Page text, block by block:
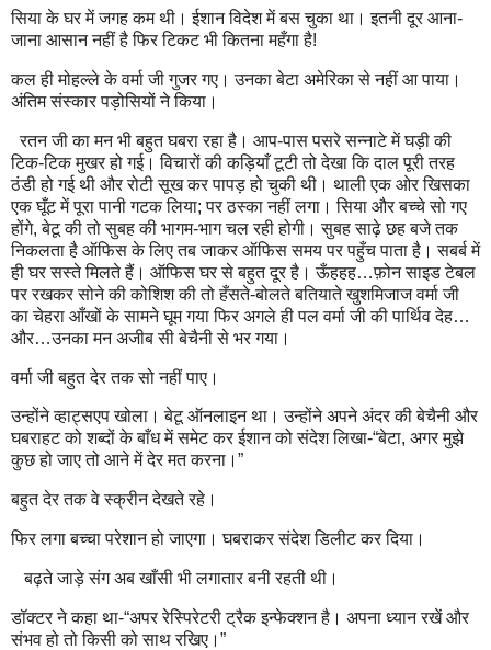
सिया के घर में जगह कम थी। ईशान विदेश में बस चुका था। इतनी दूर आना-
जाना आसान नहीं है फिर टिकट भी कितना महँगा है!
कल ही मोहल्ले के वर्मा जी गुजर गए। उनका बेटा अमेरिका से नहीं आ पाया।
अंतिम संस्कार पड़ोसियों ने किया।
रतन जी का मन भी बहुत घबरा रहा है। आप-पास पसरे सन्नाटे में घड़ी की
टिक-टिक मुखर हो गई। विचारों की कड़ियाँ टूटी तो देखा कि दाल पूरी तरह
ठंडी हो गई थी और रोटी सूख कर पापड़ हो चुकी थी। थाली एक ओर खिसका
एक घूँट में पूरा पानी गटक लिया; पर ठस्का नहीं लगा। सिया और बच्चे सो गए
होंगे, बेटू की तो सुबह की भागम-भाग चल रही होगी। सुबह साढ़े छह बजे तक
निकलता है ऑफिस के लिए तब जाकर ऑफिस समय पर पहुँच पाता है। सबर्ब में
ही घर सस्ते मिलते हैं। ऑफिस घर से बहुत दूर है। ऊँहहह…फ़ोन साइड टेबल
पर रखकर सोने की कोशिश की तो हँसते-बोलते बतियाते खुशमिजाज वर्मा जी
का चेहरा आँखों के सामने घूम गया फिर अगले ही पल वर्मा जी की पार्थिव देह…
और…उनका मन अजीब सी बेचैनी से भर गया।
वर्मा जी बहुत देर तक सो नहीं पाए।
उन्होंने व्हाट्सएप खोला। बेटू ऑनलाइन था। उन्होंने अपने अंदर की बेचैनी और
घबराहट को शब्दों के बाँध में समेट कर ईशान को संदेश लिखा-“बेटा, अगर मुझे
कुछ हो जाए तो आने में देर मत करना।”
बहुत देर तक वे स्क्रीन देखते रहे।
फिर लगा बच्चा परेशान हो जाएगा। घबराकर संदेश डिलीट कर दिया।
बढ़ते जाड़े संग अब खाँसी भी लगातार बनी रहती थी।
डॉक्टर ने कहा था-“अपर रेस्पिरेटरी ट्रैक इन्फेक्शन है। अपना ध्यान रखें और
संभव हो तो किसी को साथ रखिए।”